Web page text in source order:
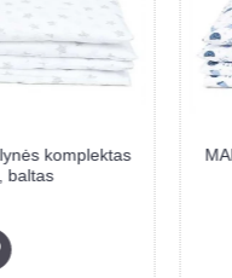
2 dalių patalynės
€